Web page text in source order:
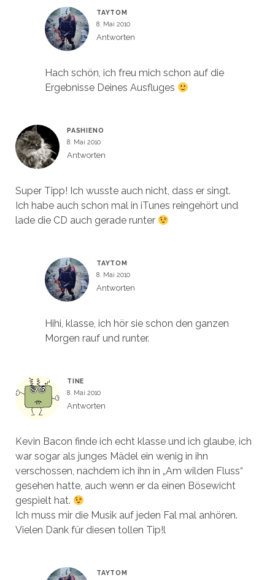
TAYTOM
8. Mai 2010
Antworten
Hach schön, ich freu mich schon auf die
Ergebnisse Deines Ausfluges
PASHIENO
8. Mai 2010
Antworten
Super Tipp! Ich wusste auch nicht, dass er singt.
Ich habe auch schon mal in iTunes reingehört und
lade die CD auch gerade runter
TAYTOM
8. Mai 2010
Antworten
Hihi, klasse, ich hör sie schon den ganzen
Morgen rauf und runter.
TINE
8. Mai 2010
Antworten
Kevin Bacon finde ich echt klasse und ich glaube, ich
war sogar als junges Mädel ein wenig in ihn
verschossen, nachdem ich ihn in „Am wilden Fluss“
gesehen hatte, auch wenn er da einen Bösewicht
gespielt hat.
Ich muss mir die Musik auf jeden Fal mal anhören.
Vielen Dank für diesen tollen Tip!l
TAYTOM